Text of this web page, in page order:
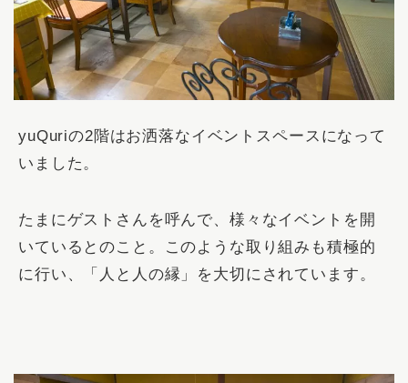
yuQuriの2階はお洒落なイベントスペースになって
いました。
たまにゲストさんを呼んで、様々なイベントを開
いているとのこと。このような取り組みも積極的
に行い、「人と人の縁」を大切にされています。